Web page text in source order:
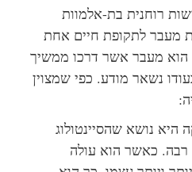
בת-אלמוות
לתקופת חיים אחת
מעבר אשר דרכו ממשיך
נשאר מודע. כפי שמצוין
נושא שהסיינטולוג
כאשר הוא עולה